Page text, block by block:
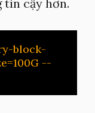
tin cậy hơn.
block-
--